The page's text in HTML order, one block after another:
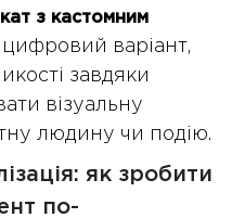
з кастомним
варіант,
завдяки
візуальну
людину чи подію.
як зробити
по-